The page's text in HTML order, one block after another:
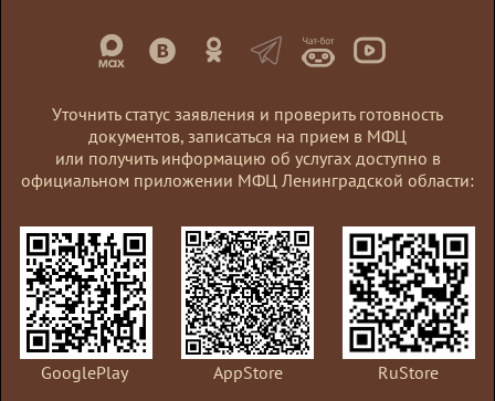
Уточнить статус заявления и проверить готовность
документов, записаться на прием в МФЦ
или получить информацию об услугах доступно в
официальном приложении МФЦ Ленинградской области:
GooglePlay AppStore
RuStore